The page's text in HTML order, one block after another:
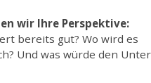
wir Ihre Perspektive:
bereits gut? Wo wird es
Und was würde den
@systemisches-institut-